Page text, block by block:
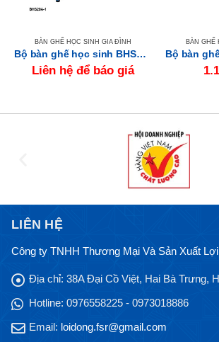
BÀN GHẾ HỌC SINH GIA ĐÌNH
Bộ bàn ghế học sinh BHS29A-1
Liên hệ để báo giá
BÀN GHẾ
LIÊN HỆ
Công ty TNHH Thương Mại Và Sản Xuất
Địa chỉ: 38A Đại Cồ Việt, Hai Bà Trưng,
Hotline: 0976558225 - 0973018886
Email: loidong.fsr@gmail.com